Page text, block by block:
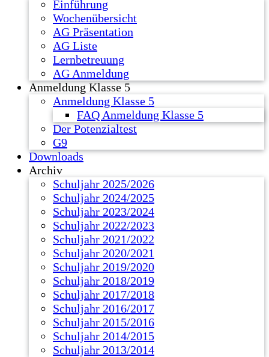
Einführung
Wochenübersicht
AG Präsentation
AG Liste
Lernbetreuung
AG Anmeldung
Anmeldung Klasse 5
Anmeldung Klasse 5
FAQ Anmeldung Klasse 5
Der Potenzialtest
G9
Downloads
Archiv
Schuljahr 2025/2026
Schuljahr 2024/2025
Schuljahr 2023/2024
Schuljahr 2022/2023
Schuljahr 2021/2022
Schuljahr 2020/2021
Schuljahr 2019/2020
Schuljahr 2018/2019
Schuljahr 2017/2018
Schuljahr 2016/2017
Schuljahr 2015/2016
Schuljahr 2014/2015
Schuljahr 2013/2014